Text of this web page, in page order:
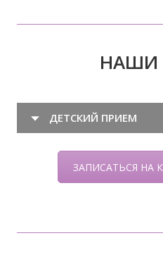
НАШИ
ДЕТСКИЙ ПРИЕМ
ЗАПИСАТЬСЯ НА